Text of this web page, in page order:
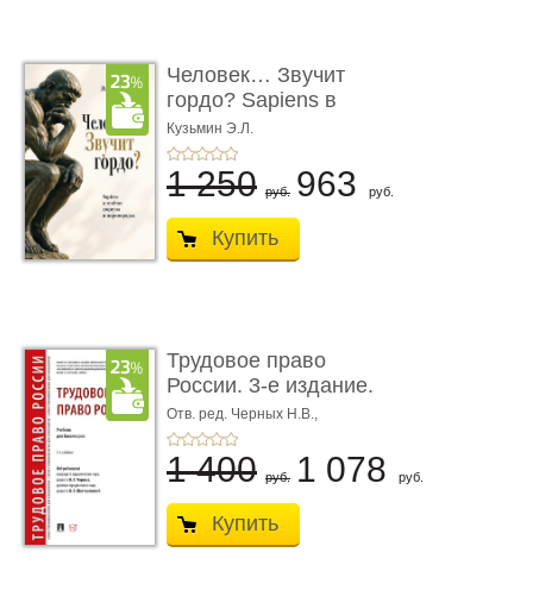
Человек… Звучит
гордо? Sapiens в
тенётах социума � ...
Кузьмин Э.Л.
1 250 руб. 963 руб.
Купить
Трудовое право
России. 3-е издание.
Учебник для ...
Отв. ред. Черных Н.В.,
Шестерякова И.В.
1 400 руб. 1 078 руб.
Купить